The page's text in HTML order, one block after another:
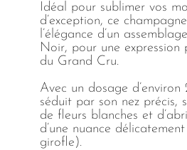
Idéal pour sublimer vos
d’exception, ce
l’élégance d’un
Noir, pour une expression
du Grand Cru.
Avec un dosage d’environ
séduit par son nez précis,
de fleurs blanches et
d’une nuance
girofle).